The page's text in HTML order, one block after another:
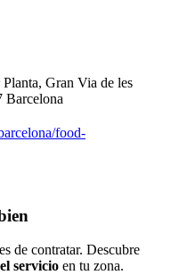
Gran Via de les
Barcelona
food-
de contratar. Descubre
servicio en tu zona.